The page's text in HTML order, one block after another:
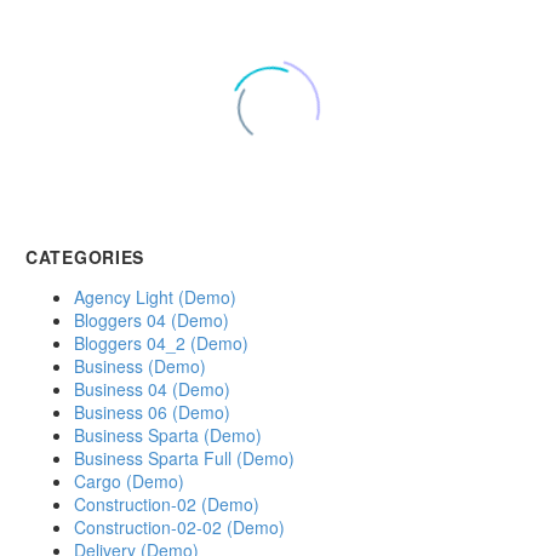
CATEGORIES
Agency Light (Demo)
Bloggers 04 (Demo)
Bloggers 04_2 (Demo)
Business (Demo)
Business 04 (Demo)
Business 06 (Demo)
Business Sparta (Demo)
Business Sparta Full (Demo)
Cargo (Demo)
Construction-02 (Demo)
Construction-02-02 (Demo)
Delivery (Demo)